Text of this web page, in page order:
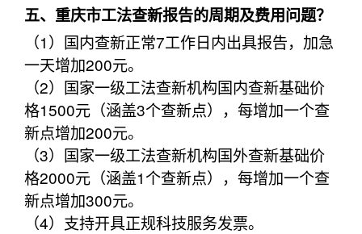
五、重庆市工法查新报告的周期及费用问题？
（1）国内查新正常7工作日内出具报告，加急
一天增加200元。
（2）国家一级工法查新机构国内查新基础价
格1500元（涵盖3个查新点），每增加一个查
新点增加200元。
（3）国家一级工法查新机构国外查新基础价
格2000元（涵盖1个查新点），每增加一个查
新点增加300元。
（4）支持开具正规科技服务发票。